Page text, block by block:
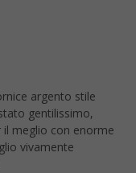
argento stile
gentilissimo,
meglio con enorme
vivamente